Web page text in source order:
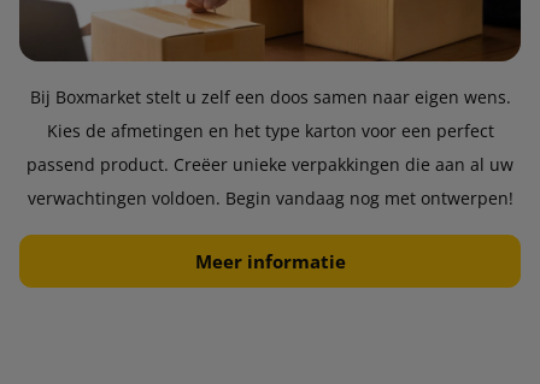
Bij Boxmarket stelt u zelf een doos samen naar eigen wens.
Kies de afmetingen en het type karton voor een perfect
passend product. Creëer unieke verpakkingen die aan al uw
verwachtingen voldoen. Begin vandaag nog met ontwerpen!
Meer informatie